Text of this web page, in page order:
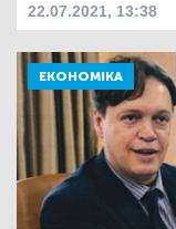
22.07.2021, 13:38
ЕКОНОМІКА